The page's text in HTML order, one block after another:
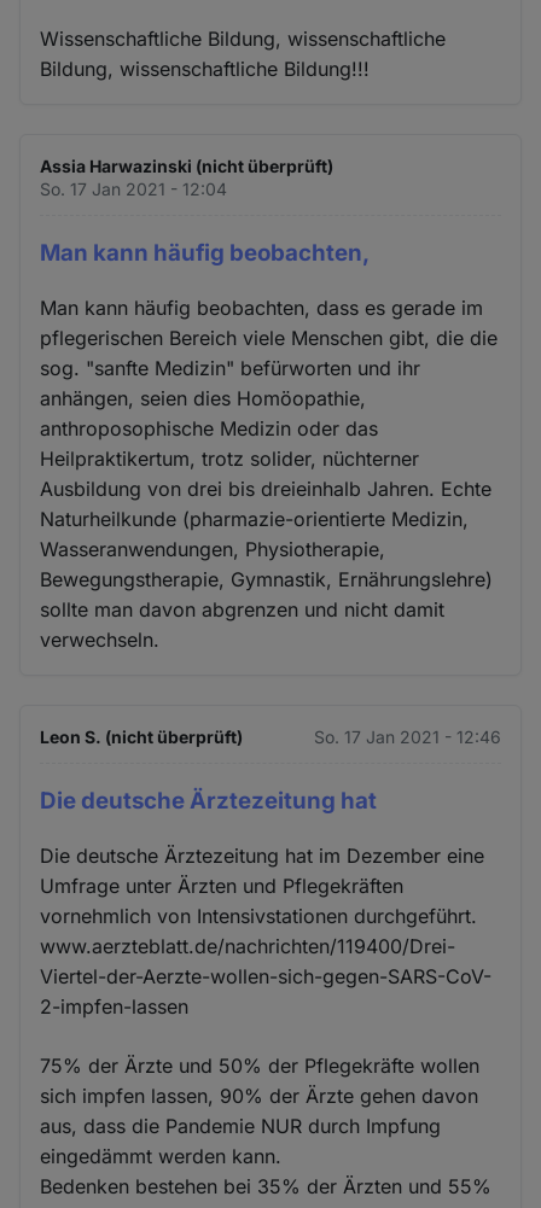
Wissenschaftliche Bildung, wissenschaftliche
Bildung, wissenschaftliche Bildung!!!
Assia Harwazinski (nicht überprüft)
So. 17 Jan 2021 - 12:04
Man kann häufig beobachten,
Man kann häufig beobachten, dass es gerade im
pflegerischen Bereich viele Menschen gibt, die die
sog. "sanfte Medizin" befürworten und ihr
anhängen, seien dies Homöopathie,
anthroposophische Medizin oder das
Heilpraktikertum, trotz solider, nüchterner
Ausbildung von drei bis dreieinhalb Jahren. Echte
Naturheilkunde (pharmazie-orientierte Medizin,
Wasseranwendungen, Physiotherapie,
Bewegungstherapie, Gymnastik, Ernährungslehre)
sollte man davon abgrenzen und nicht damit
verwechseln.
Leon S. (nicht überprüft) So. 17 Jan 2021 - 12:46
Die deutsche Ärztezeitung hat
Die deutsche Ärztezeitung hat im Dezember eine
Umfrage unter Ärzten und Pflegekräften
vornehmlich von Intensivstationen durchgeführt.
www.aerzteblatt.de/nachrichten/119400/Drei-
Viertel-der-Aerzte-wollen-sich-gegen-SARS-CoV-
2-impfen-lassen
75% der Ärzte und 50% der Pflegekräfte wollen
sich impfen lassen, 90% der Ärzte gehen davon
aus, dass die Pandemie NUR durch Impfung
eingedämmt werden kann.
Bedenken bestehen bei 35% der Ärzten und 55%